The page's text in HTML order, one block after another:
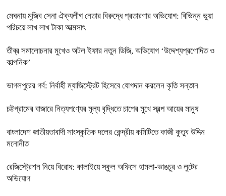
মেঘনায় মুজিব সেনা ঐক্যলীগ নেতার বিরুদ্ধে প্রতারণার অভিযোগ: বিভিন্ন ভুয়া
পরিচয়ে লাখ লাখ টাকা আত্মসাৎ
তীব্র সমালোচনার মুখেও অটল ইফার নতুন ডিজি, অভিযোগ ‘উদ্দেশ্যপ্রণোদিত ও
কাল্পনিক’
ভাগলপুরের গর্ব: নির্বাহী ম্যাজিস্ট্রেট হিসেবে যোগদান করলেন কৃতি সন্তান
চট্টগ্রামের বাজারে নিত্যপণ্যের মূল্য বৃদ্ধিতে চাপের মুখে স্বল্প আয়ের মানুষ
বাংলাদেশ জাতীয়তাবাদী সাংস্কৃতিক দলের কেন্দ্রীয় কমিটিতে কাজী কুতুব উদ্দিন
মনোনীত
রেজিস্ট্রেশন নিয়ে বিরোধ: কালাইয়ে স্কুল অফিসে হামলা-ভাঙচুর ও লুটের
অভিযোগ